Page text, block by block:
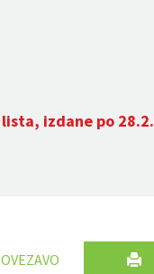
izdane po